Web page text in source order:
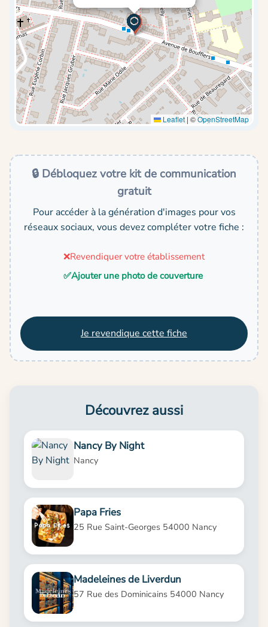
Leaflet | ©OpenStreetMap
🔒 Débloquez votre kit de communication
gratuit
Pour accéder à la génération d'images pour vos
réseaux sociaux, vous devez compléter votre fiche :
❌Revendiquer votre établissement
✅Ajouter une photo de couverture
Je revendique cette fiche
Découvrez aussi
Nancy By Night
Nancy
Papa Fries
25 Rue Saint-Georges 54000 Nancy
Madeleines de Liverdun
57 Rue des Dominicains 54000 Nancy